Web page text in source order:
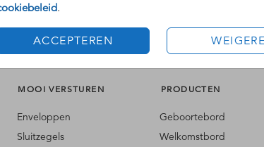
.
ACCEPTEREN
MOOI VERSTUREN
Enveloppen
Sluitzegels
PRODUCTEN
Geboortebord
Welkomstbord